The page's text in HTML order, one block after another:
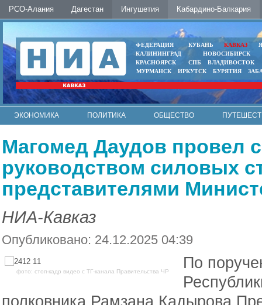
РСО-Алания Дагестан Ингушетия Кабардино-Балкария
ФЕДЕРАЦИЯ КУБАНЬ КАВКАЗ
КАЛИНИНГРАД
НОВОСИБИРСК
КРАСНОЯРСК
СПБ
ВЛАДИВОСТОК
МУРМАНСК
ИРКУТСК БУРЯТИЯ
ЭКОНОМИКА ПОЛИТИКА ОБЩЕСТВО
Магомед Даудов провел
руководством силовых
представителями
НИА-Кавказ
Опубликовано: 24.12.2025 04:39
фото: стоп-кадр видео с ТГ-канала Правительства ЧР
По
полковника Рамзана Кадырова